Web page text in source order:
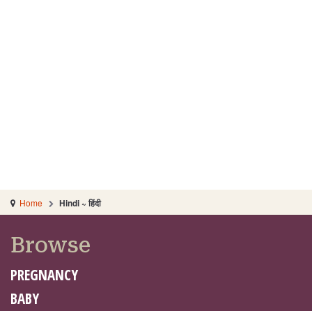
Home Hindi ~ हिंदी
Browse
PREGNANCY
BABY